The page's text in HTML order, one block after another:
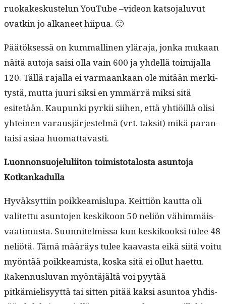
ruokakeskustelun YouTube –videon kat­so­jalu­vut
ovatkin jo alka­neet hiipua. 🙂
Päätök­sessä on kum­malli­nen ylära­ja, jon­ka mukaan
näitä auto­ja saisi olla vain 600 ja yhdel­lä toim­i­jal­la
120. Täl­lä rajal­la ei var­maankaan ole mitään merk­i­
tys­tä, mut­ta juuri sik­si en ymmär­rä mik­si sitä
esitetään. Kaupun­ki pyrkii siihen, että yhtiöil­lä olisi
yhteinen varausjär­jestelmä (vrt. tak­sit) mikä paran­
taisi asi­aa huomattavasti.
Luon­non­suo­jeluli­iton toimis­to­talosta asun­to­ja
Kotkankadul­la
Hyväksyt­ti­in poikkeamis­lu­pa. Keit­tiön kaut­ta oli
valitet­tu asun­to­jen keskikoon 50 neliön vähim­mäis­
vaa­timus­ta. Suun­nitelmis­sa kun keskikook­si tulee 48
neliötä. Tämä määräys tulee kaavas­ta eikä siitä voitu
myön­tää poikkeamista, kos­ka sitä ei ollut haet­tu.
Raken­nus­lu­van myön­täjältä voi pyytää
pitkämielisyyt­tä tai sit­ten pitää kak­si asun­toa yhdis­